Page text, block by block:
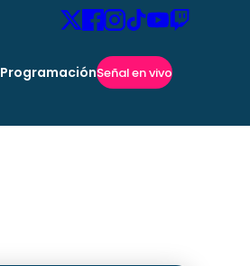
ProgramaciónSeñal en vivo